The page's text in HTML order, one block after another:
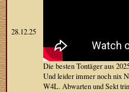
28.12.25
Die besten Tontäger aus
Und leider immer noch nix
W4L. Abwarten und Sekt